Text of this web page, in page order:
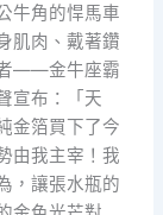
牛角的悍馬車
肌肉、戴著鑽
者——金牛座霸
宣布：「天
金箔買下了今
由我主宰！我
，讓張水瓶的